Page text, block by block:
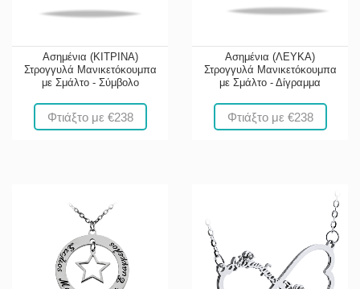
Ασημένια (ΚΙΤΡΙΝΑ)
Στρογγυλά Μανικετόκουμπα
με Σμάλτο - Σύμβολο
Φτιάξτο με €238
Ασημένια (ΛΕΥΚΑ)
Στρογγυλά Μανικετόκουμπα
με Σμάλτο - Δίγραμμα
Φτιάξτο με €238